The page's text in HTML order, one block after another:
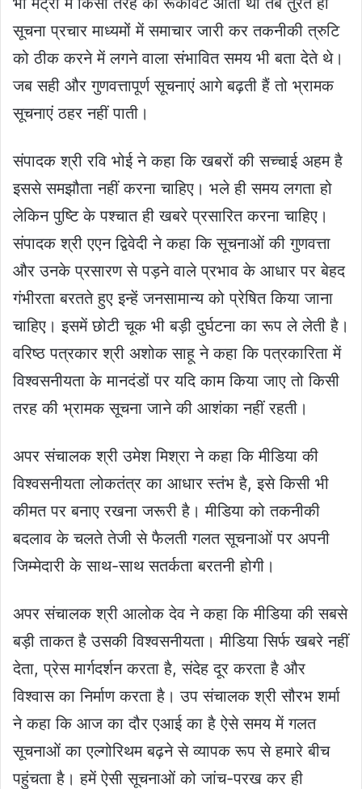
सूचना प्रचार माध्यमों में समाचार जारी कर तकनीकी त्रुटि
को ठीक करने में लगने वाला संभावित समय भी बता देते थे।
जब सही और गुणवत्तापूर्ण सूचनाएं आगे बढ़ती हैं तो भ्रामक
सूचनाएं ठहर नहीं पाती।
संपादक श्री रवि भोई ने कहा कि खबरों की सच्चाई अहम है
इससे समझौता नहीं करना चाहिए। भले ही समय लगता हो
लेकिन पुष्टि के पश्चात ही खबरे प्रसारित करना चाहिए।
संपादक श्री एएन द्विवेदी ने कहा कि सूचनाओं की गुणवत्ता
और उनके प्रसारण से पड़ने वाले प्रभाव के आधार पर बेहद
गंभीरता बरतते हुए इन्हें जनसामान्य को प्रेषित किया जाना
चाहिए। इसमें छोटी चूक भी बड़ी दुर्घटना का रूप ले लेती है।
वरिष्ठ पत्रकार श्री अशोक साहू ने कहा कि पत्रकारिता में
विश्वसनीयता के मानदंडों पर यदि काम किया जाए तो किसी
तरह की भ्रामक सूचना जाने की आशंका नहीं रहती।
अपर संचालक श्री उमेश मिश्रा ने कहा कि मीडिया की
विश्वसनीयता लोकतंत्र का आधार स्तंभ है, इसे किसी भी
कीमत पर बनाए रखना जरूरी है। मीडिया को तकनीकी
बदलाव के चलते तेजी से फैलती गलत सूचनाओं पर अपनी
जिम्मेदारी के साथ-साथ सतर्कता बरतनी होगी।
अपर संचालक श्री आलोक देव ने कहा कि मीडिया की सबसे
बड़ी ताकत है उसकी विश्वसनीयता। मीडिया सिर्फ खबरे नहीं
देता, प्रेस मार्गदर्शन करता है, संदेह दूर करता है और
विश्वास का निर्माण करता है। उप संचालक श्री सौरभ शर्मा
ने कहा कि आज का दौर एआई का है ऐसे समय में गलत
सूचनाओं का एल्गोरिथम बढ़ने से व्यापक रूप से हमारे बीच
पहुंचता है। हमें ऐसी सूचनाओं को जांच-परख कर ही